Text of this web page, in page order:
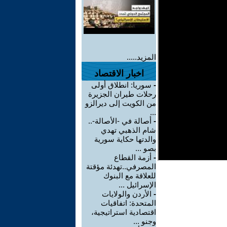
المزيد.....
اخبار الاقتصاد
- سوريا: انطلاق أولى
رحلات طيران الجزيرة
من الكويت إلى ديرالزو
...
- أصالة في -الأصالة-..
شام الذهبي تهدي
والدتها حكاية سورية
بصو ...
- أزمة القطاع
المصرفي..تهدئة مؤقتة
للعلاقة مع البنوك
الإسرائيل ...
- الأردن والولايات
المتحدة: اتفاقيات
اقتصادية استراتيجية،
وجنو ...